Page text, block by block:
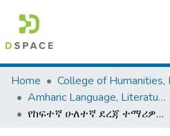
Colleges, Institutes & Collections
Browse AAU-ETD
Home
Amharic Language, Literature and Folklore
የከፍተኛ ሁለተኛ ደረጃ ተማሪዎች በአማርኛ አንብቦ የመረዳት ችሎታ፡ በአዲስ አበባ በሚገኙ በአራት ሁለተኛ ደረጃ ትምህርት ቤቶች የ11ኛ ክፍል ተማሪዎች ላይ የተካሄደ ጥናት፡፡